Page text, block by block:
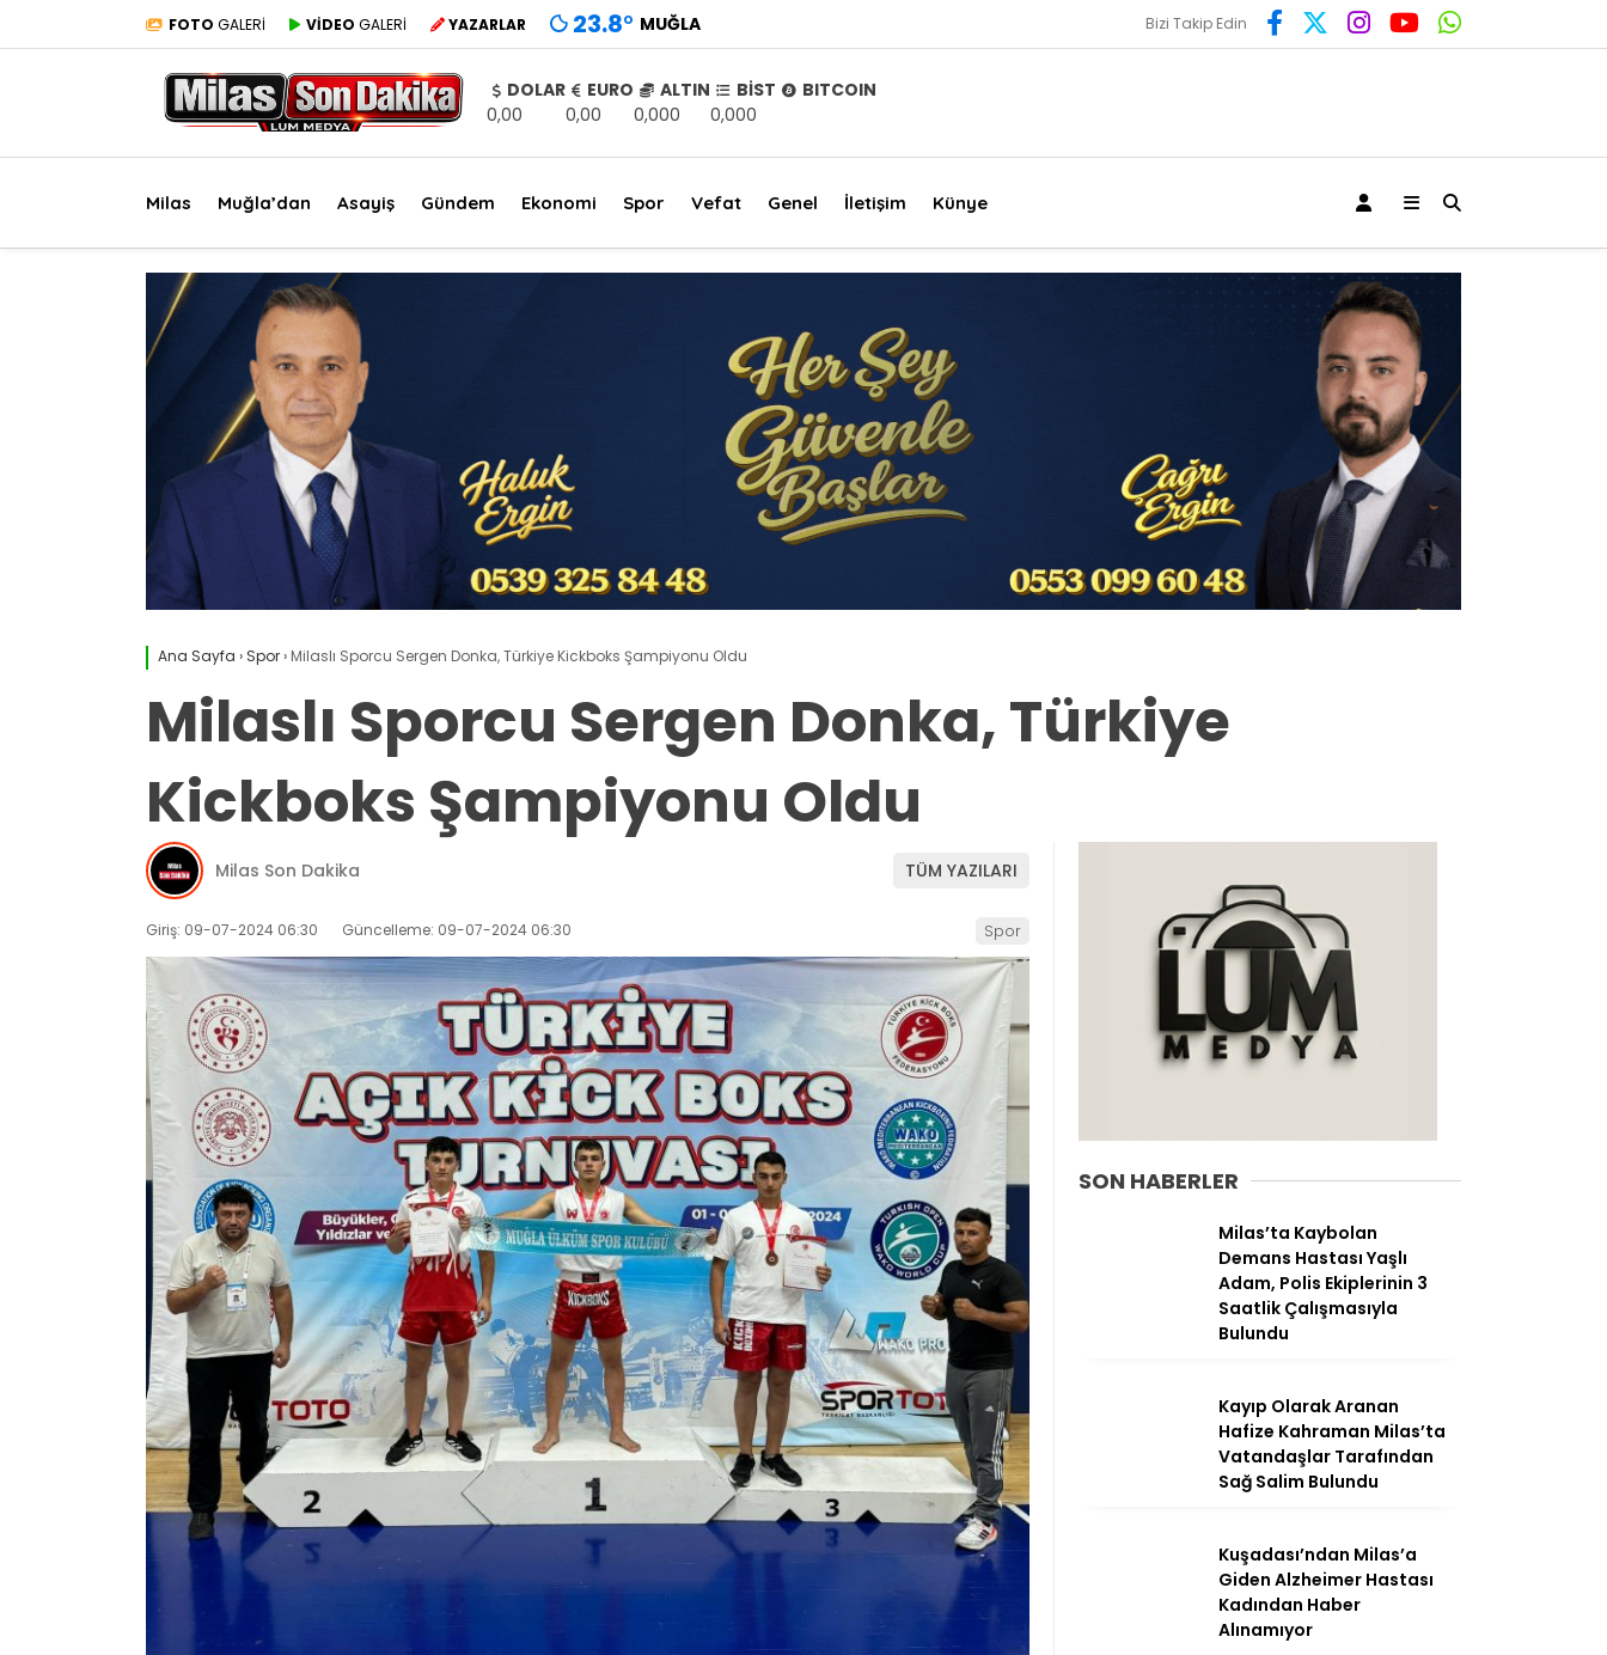
Milas
Spor
Genel
İletişim
Künye
WhatsApp
İhbar Hattı
Facebook
FOTO GALERİ VİDEO GALERİ YAZARLAR 23.8° MUĞLA Bizi Takip Edin
DOLAR
0,00
EURO
0,00
ALTIN
0,000
BİST
0,000
BITCOIN
Milas Muğla’dan Asayiş Gündem Ekonomi Spor Vefat Genel İletişim Künye
Ana Sayfa › Spor› Milaslı Sporcu Sergen Donka, Türkiye Kickboks Şampiyonu Oldu
Milaslı Sporcu Sergen Donka, Türkiye
Kickboks Şampiyonu Oldu
Milas Son Dakika TÜM YAZILARI
Giriş: 09-07-2024 06:30 Güncelleme: 09-07-2024 06:30 Spor
SON HABERLER
Milas’ta Kaybolan
Demans Hastası Yaşlı
Adam, Polis Ekiplerinin 3
Saatlik Çalışmasıyla
Bulundu
Kayıp Olarak Aranan
Hafize Kahraman Milas’ta
Vatandaşlar Tarafından
Sağ Salim Bulundu
Kuşadası’ndan Milas’a
Giden Alzheimer Hastası
Kadından Haber
Alınamıyor